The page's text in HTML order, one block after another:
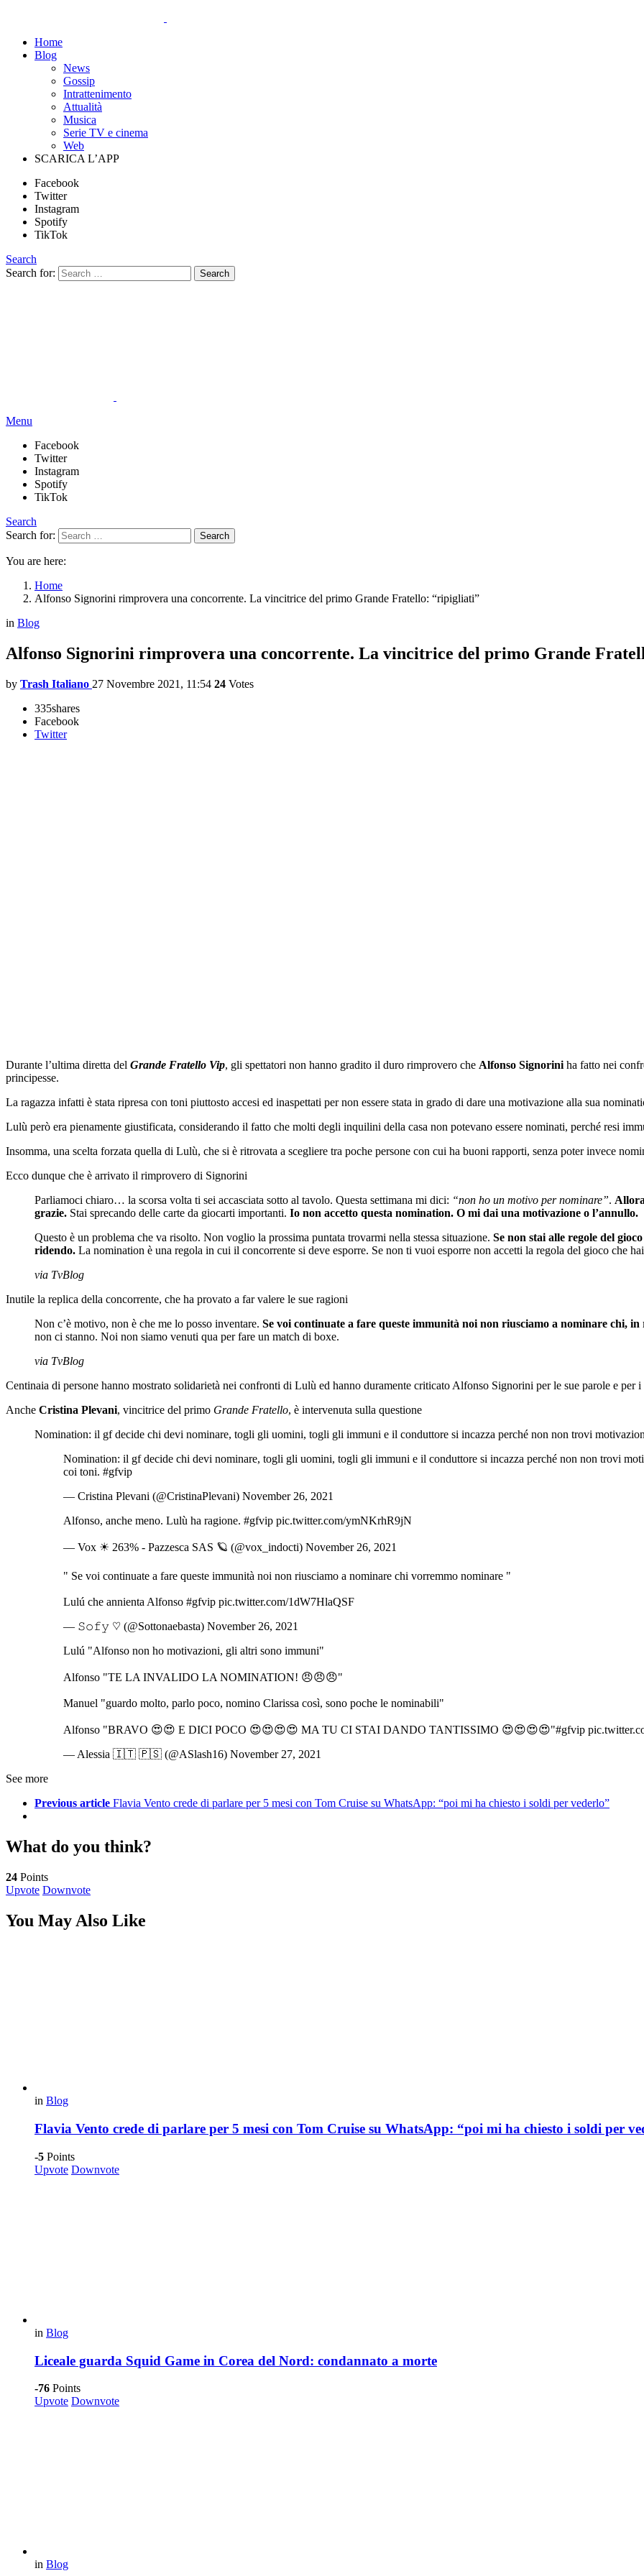
Home
Blog
News
Gossip
Intrattenimento
Attualità
Musica
Serie TV e cinema
Web
SCARICA L’APP
Facebook
Twitter
Instagram
Spotify
TikTok
Search
Search for:
Search
Menu
Facebook
Twitter
Instagram
Spotify
TikTok
Search
Search for:
Search
You are here:
Home
Alfonso Signorini rimprovera una concorrente. La vincitrice del primo Grande Fratello: “ripigliati”
in Blog
Alfonso Signorini rimprovera una concorrente. La vincitrice del primo Grande
by Trash Italiano 27 Novembre 2021, 11:54 24 Votes
335shares
Facebook
Twitter
Durante l’ultima diretta del Grande Fratello Vip, gli spettatori non hanno gradito il duro rimprovero che Alfonso Signorini ha fatto nei
principesse.
La ragazza infatti è stata ripresa con toni piuttosto accesi ed inaspettati per non essere stata in grado di dare una motivazione alla sua
Lulù però era pienamente giustificata, considerando il fatto che molti degli inquilini della casa non potevano essere nominati, perché resi
Insomma, una scelta forzata quella di Lulù, che si è ritrovata a scegliere tra poche persone con cui ha buoni rapporti, senza poter invece
Ecco dunque che è arrivato il rimprovero di Signorini
Parliamoci chiaro… la scorsa volta ti sei accasciata sotto al tavolo. Questa settimana mi dici: “non ho un motivo per nominare”.
grazie. Stai sprecando delle carte da giocarti importanti. Io non accetto questa nomination. O mi dai una motivazione o l’annullo.
Questo è un problema che va risolto. Non voglio la prossima puntata trovarmi nella stessa situazione. Se non stai alle regole del
ridendo. La nomination è una regola in cui il concorrente si deve esporre. Se non ti vuoi esporre non accetti la regola del gioco che
via TvBlog
Inutile la replica della concorrente, che ha provato a far valere le sue ragioni
Non c’è motivo, non è che me lo posso inventare. Se voi continuate a fare queste immunità noi non riusciamo a nominare chi,
non ci stanno. Noi non siamo venuti qua per fare un match di boxe.
via TvBlog
Centinaia di persone hanno mostrato solidarietà nei confronti di Lulù ed hanno duramente criticato Alfonso Signorini per le sue parole e per
Anche Cristina Plevani, vincitrice del primo Grande Fratello, è intervenuta sulla questione
Nomination: il gf decide chi devi nominare, togli gli uomini, togli gli immuni e il conduttore si incazza perché non non trovi
Nomination: il gf decide chi devi nominare, togli gli uomini, togli gli immuni e il conduttore si incazza perché non non trovi
coi toni. #gfvip
— Cristina Plevani (@CristinaPlevani) November 26, 2021
Alfonso, anche meno. Lulù ha ragione. #gfvip pic.twitter.com/ymNKrhR9jN
— Vox ☀ 263% - Pazzesca SAS 🪐 (@vox_indocti) November 26, 2021
" Se voi continuate a fare queste immunità noi non riusciamo a nominare chi vorremmo nominare "
Lulú che annienta Alfonso #gfvip pic.twitter.com/1dW7HlaQSF
— 𝚂𝚘𝚏𝚢 ♡ (@Sottonaebasta) November 26, 2021
Lulú "Alfonso non ho motivazioni, gli altri sono immuni"
Alfonso "TE LA INVALIDO LA NOMINATION! 😠😠😠"
Manuel "guardo molto, parlo poco, nomino Clarissa così, sono poche le nominabili"
Alfonso "BRAVO 😍😍 E DICI POCO 😍😍😍😍 MA TU CI STAI DANDO TANTISSIMO 😍😍😍😍"#gfvip
— Alessia 🇮🇹 🇵🇸 (@ASlash16) November 27, 2021
See more
Previous article Flavia Vento crede di parlare per 5 mesi con Tom Cruise su WhatsApp: “poi mi ha chiesto i soldi per vederlo”
What do you think?
24 Points
Upvote Downvote
You May Also Like
in Blog
Flavia Vento crede di parlare per 5 mesi con Tom Cruise su WhatsApp: “poi mi ha chiesto i soldi per
-5 Points
Upvote Downvote
in Blog
Liceale guarda Squid Game in Corea del Nord: condannato a morte
-76 Points
Upvote Downvote
in Blog